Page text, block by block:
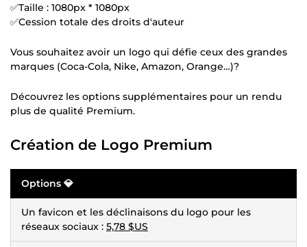
✅Taille : 1080px * 1080px
✅Cession totale des droits d'auteur
Vous souhaitez avoir un logo qui défie ceux des grandes
marques (Coca-Cola, Nike, Amazon, Orange…)?
Découvrez les options supplémentaires pour un rendu
plus de qualité Premium.
Création de Logo Premium
Options 💎
Un favicon et les déclinaisons du logo pour les
réseaux sociaux : 5,78 $US